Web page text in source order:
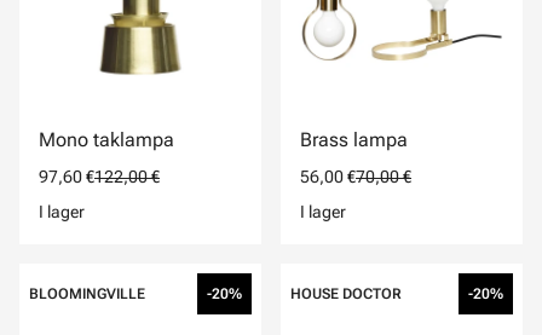
Mono taklampa
97,60 €122,00 €
I lager
Brass lampa
56,00 €70,00 €
I lager
BLOOMINGVILLE -20% HOUSE DOCTOR -20%